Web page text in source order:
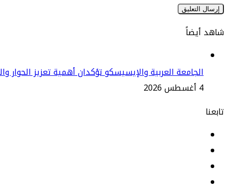
شاهد أيضاً
الجامعة العربية والإيسيسكو تؤكدان أهمية تعزيز الحوار
4 أغسطس 2026
تابعنا